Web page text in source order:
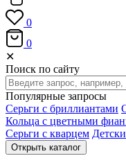
0
0
✕
Поиск по сайту
Популярные запросы
Серьги с бриллиантами
Кольца с цветными
Серьги с кварцем
Открыть каталог